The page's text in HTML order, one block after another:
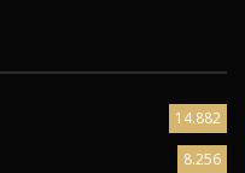
14.882
8.256